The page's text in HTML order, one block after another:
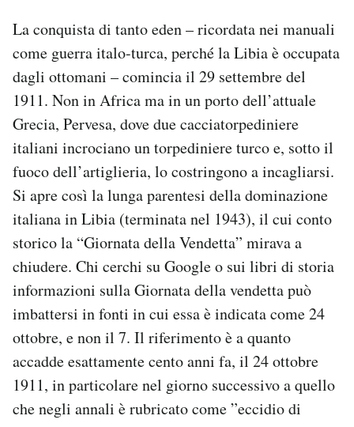
La conquista di tanto eden – ricordata nei manuali
come guerra italo-turca, perché la Libia è occupata
dagli ottomani – comincia il 29 settembre del
1911. Non in Africa ma in un porto dell’attuale
Grecia, Pervesa, dove due cacciatorpediniere
italiani incrociano un torpediniere turco e, sotto il
fuoco dell’artiglieria, lo costringono a incagliarsi.
Si apre così la lunga parentesi della dominazione
italiana in Libia (terminata nel 1943), il cui conto
storico la “Giornata della Vendetta” mirava a
chiudere. Chi cerchi su Google o sui libri di storia
informazioni sulla Giornata della vendetta può
imbattersi in fonti in cui essa è indicata come 24
ottobre, e non il 7. Il riferimento è a quanto
accadde esattamente cento anni fa, il 24 ottobre
1911, in particolare nel giorno successivo a quello
che negli annali è rubricato come ”eccidio di